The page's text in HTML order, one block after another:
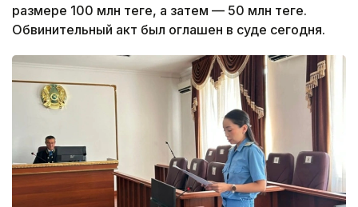
размере 100 млн теңге, а затем — 50 млн теңге.
Обвинительный акт был оглашен в суде сегодня.